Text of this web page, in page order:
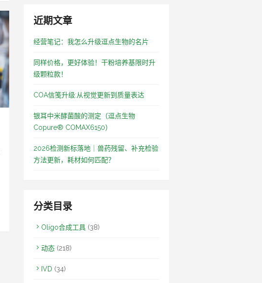
近期文章
经营笔记：我怎么升级逗点生物的名片
同样价格，更好体验！干粉培养基限时升
级颗粒款！
COA信笺升级:从视觉更新到质量表达
银耳中米酵菌酸的测定（逗点生物
Copure® COMAX6150）
2026检测新标落地｜兽药残留、补充检验
方法更新，耗材如何匹配？
分类目录
Oligo合成工具 (38)
动态 (218)
IVD (34)